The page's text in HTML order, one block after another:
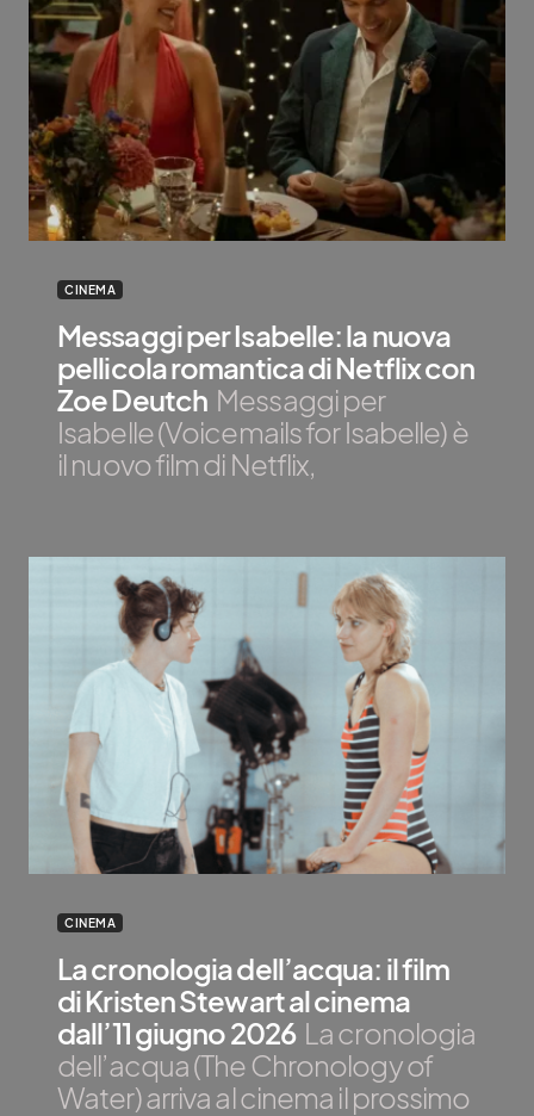
CINEMA
Messaggi per Isabelle: la nuova
pellicola romantica di Netflix con
Zoe Deutch Messaggi per
Isabelle (Voicemails for Isabelle) è
il nuovo film di Netflix,
CINEMA
La cronologia dell’acqua: il film
di Kristen Stewart al cinema
dall’11 giugno 2026 La cronologia
dell’acqua (The Chronology of
Water) arriva al cinema il prossimo